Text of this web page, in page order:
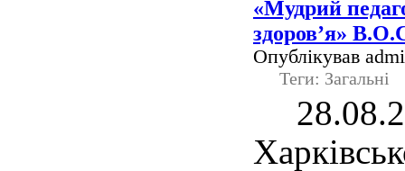
«Мудрий
здоров’я»
Опублікував
Теги: Загальні